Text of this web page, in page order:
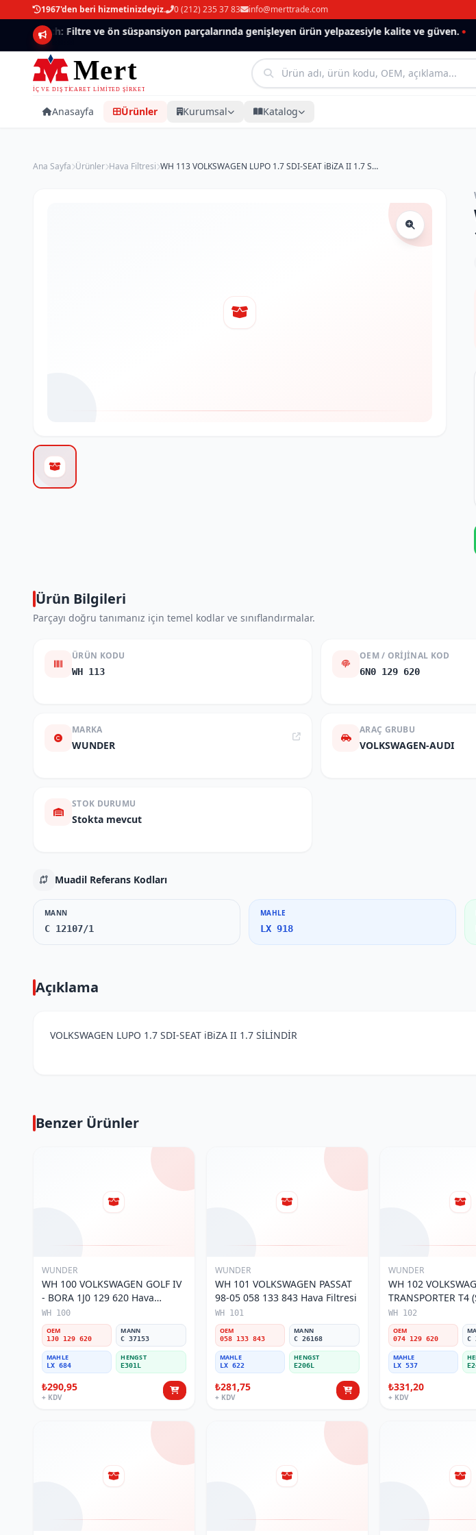
1967'den beri hizmetinizdeyiz. 0 (212) 235 37 83 info@merttrade.com
Mannlich: Filtre ve ön süspansiyon parçalarında genişleyen ürün yelpazesiyle kalite ve güven.
Anasayfa Ürünler Kurumsal Katalog
Ana Sayfa Ürünler Hava Filtresi WH 113 VOLKSWAGEN LUPO 1.7 SDI-SEAT iBiZA II 1.7 SİLİNDİR 6N0 129 620 Hava Filtresi
Ürün Bilgileri
Parçayı doğru tanımanız için temel kodlar ve sınıflandırmalar.
ÜRÜN KODU
WH 113
OEM / ORIJINAL KOD
6N0 129 620
MARKA
WUNDER
ARAÇ GRUBU
VOLKSWAGEN-AUDI
STOK DURUMU
Stokta mevcut
Muadil Referans Kodları
MANN
C 12107/1
MAHLE
LX 918
Açıklama
VOLKSWAGEN LUPO 1.7 SDI-SEAT iBiZA II 1.7 SİLİNDİR
Benzer Ürünler
WUNDER
WH 100 VOLKSWAGEN GOLF IV
- BORA 1J0 129 620 Hava
Filtresi
WH 100
OEM
1J0 129 620
MANN
C 37153
MAHLE
LX 684
HENGST
E301L
₺290,95
+ KDV
WUNDER
WH 101 VOLKSWAGEN PASSAT
98-05 058 133 843 Hava Filtresi
WH 101
OEM
058 133 843
MANN
C 26168
MAHLE
LX 622
HENGST
E206L
₺281,75
+ KDV
WUNDER
WH 102
TRANSPORTER T4
074 129 620 Hava
WH 102
OEM
074 129 620 C
MAHLE
LX 537
₺331,20
+ KDV